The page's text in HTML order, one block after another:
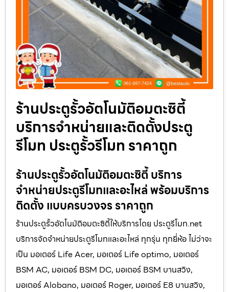
ร้านประตูรั้วอัตโนมัติอมตะซิตี้
บริการจำหน่ายและติดตั้งประตู
รีโมท ประตูรั้วรีโมท ราคาถูก
ร้านประตูรั้วอัตโนมัติอมตะซิตี้ บริการ
จำหน่ายประตูรีโมทและอะไหล่ พร้อมบริการ
ติดตั้ง แบบครบวงจร ราคาถูก
ร้านประตูรั้วอัตโนมัติอมตะซิตี้ให้บริการโดย ประตูรีโมท.net
บริการจัดจำหน่ายประตูรีโมทและอะไหล่ ทุกรุ่น ทุกยี่ห้อ ไม่ว่าจะ
เป็น มอเตอร์ Life Acer, มอเตอร์ Life optimo, มอเตอร์
BSM AC, มอเตอร์ BSM DC, มอเตอร์ BSM บานสวิง,
มอเตอร์ Alobano, มอเตอร์ Roger, มอเตอร์ E8 บานสวิง,